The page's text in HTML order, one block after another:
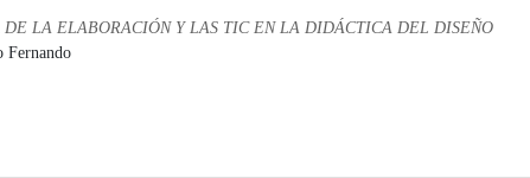
LA ELABORACIÓN Y LAS TIC EN LA DIDÁCTICA DEL DISEÑO
Fernando